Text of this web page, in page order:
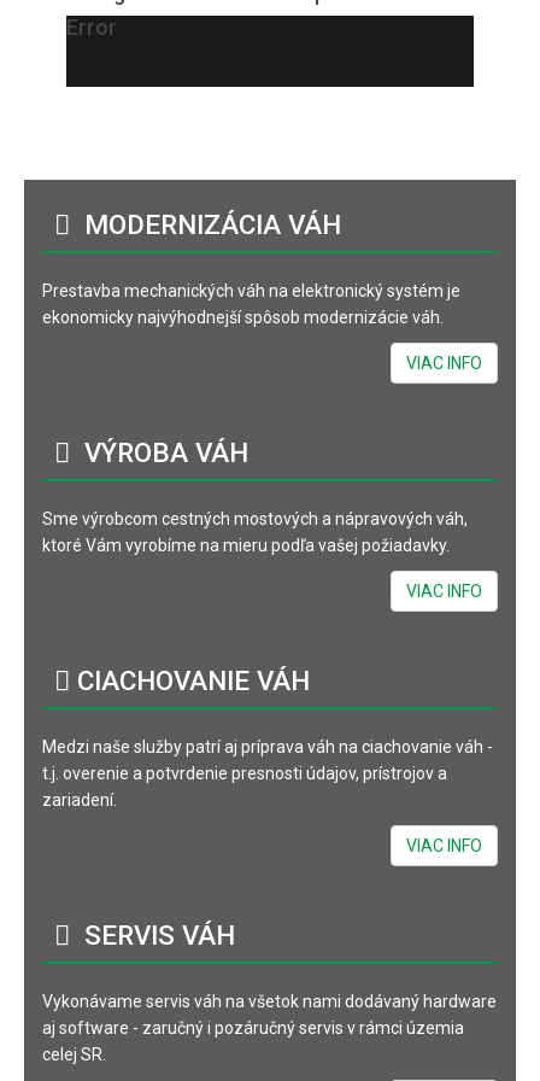
Error
MODERNIZÁCIA VÁH
Prestavba mechanických váh na elektronický systém je
ekonomicky najvýhodnejší spôsob modernizácie váh.
VIAC INFO
VÝROBA VÁH
Sme výrobcom cestných mostových a nápravových váh,
ktoré Vám vyrobíme na mieru podľa vašej požiadavky.
VIAC INFO
CIACHOVANIE VÁH
Medzi naše služby patrí aj príprava váh na ciachovanie váh -
t.j. overenie a potvrdenie presnosti údajov, prístrojov a
zariadení.
VIAC INFO
SERVIS VÁH
Vykonávame servis váh na všetok nami dodávaný hardware
aj software - zaručný i pozáručný servis v rámci územia
celej SR.